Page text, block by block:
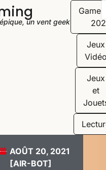
un vent geek"
Jeux
Jeux
et
AOÛT 20, 2021
[AIR-BOT]